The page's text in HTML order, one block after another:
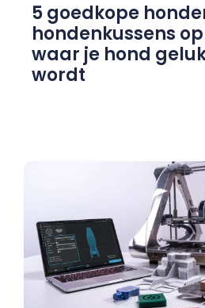
5 goedkope
hondenkussens
waar je hond
wordt